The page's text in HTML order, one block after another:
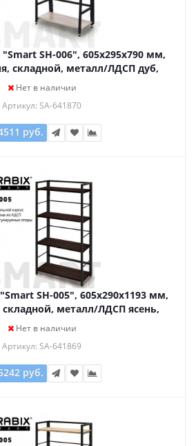
SH-006", 605х295х790 мм,
складной, металл/ЛДСП дуб,
черный, 641870
Нет в наличии
Артикул: SA-641870
руб.
SH-005", 605х290х1193 мм,
металл/ЛДСП ясень,
черный, 641869
Нет в наличии
Артикул: SA-641869
руб.